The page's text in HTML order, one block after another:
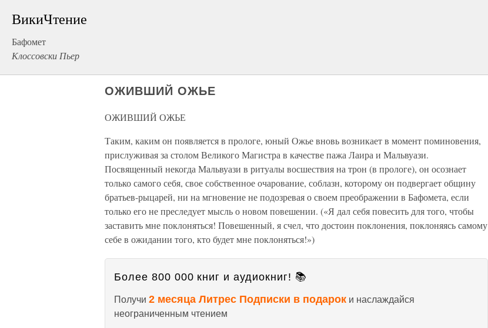
ВикиЧтение
Бафомет
Клоссовски Пьер
ОЖИВШИЙ ОЖЬЕ
ОЖИВШИЙ ОЖЬЕ
Таким, каким он появляется в прологе, юный Ожье вновь возникает в момент поминовения,
прислуживая за столом Великого Магистра в качестве пажа Лаира и Мальвуази.
Посвященный некогда Мальвуази в ритуалы восшествия на трон (в прологе), он осознает
только самого себя, свое собственное очарование, соблазн, которому он подвергает общину
братьев-рыцарей, ни на мгновение не подозревая о своем преображении в Бафомета, если
только его не преследует мысль о новом повешении. («Я дал себя повесить для того, чтобы
заставить мне поклоняться! Повешенный, я счел, что достоин поклонения, поклоняясь самому
себе в ожидании того, кто будет мне поклоняться!»)
Более 800 000 книг и аудиокниг! 📚
Получи 2 месяца Литрес Подписки в подарок и наслаждайся
неограниченным чтением